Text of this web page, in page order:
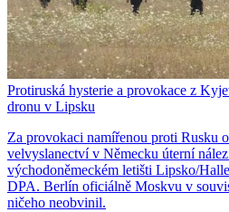
Protiruská hysterie a provokace z
dronu v Lipsku
Za provokaci namířenou proti Rusku
velvyslanectví v Německu úterní
východoněmeckém letišti Lipsko/
DPA. Berlín oficiálně Moskvu v
ničeho neobvinil.